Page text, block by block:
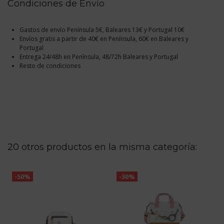
Condiciones de Envío
Gastos de envío Península 5€, Baleares 13€ y Portugal 10€
Envíos gratis a partir de 40€ en Península, 60€ en Baleares y
Portugal
Entrega 24/48h en Península, 48/72h Baleares y Portugal
Resto de condiciones
20 otros productos en la misma categoría:
-50% -30%